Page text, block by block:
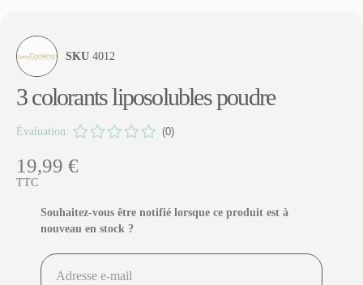
SKU 4012
3 colorants liposolubles poudre
Évaluation: (0)
19,99 €
TTC
Souhaitez-vous être notifié lorsque ce produit est à
nouveau en stock ?